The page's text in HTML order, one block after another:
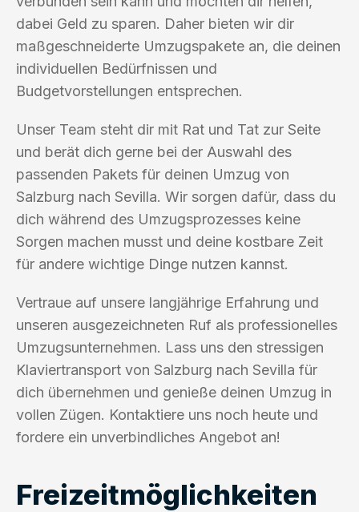
dabei Geld zu sparen. Daher bieten wir dir
maßgeschneiderte Umzugspakete an, die deinen
individuellen Bedürfnissen und
Budgetvorstellungen entsprechen.
Unser Team steht dir mit Rat und Tat zur Seite
und berät dich gerne bei der Auswahl des
passenden Pakets für deinen Umzug von
Salzburg nach Sevilla. Wir sorgen dafür, dass du
dich während des Umzugsprozesses keine
Sorgen machen musst und deine kostbare Zeit
für andere wichtige Dinge nutzen kannst.
Vertraue auf unsere langjährige Erfahrung und
unseren ausgezeichneten Ruf als professionelles
Umzugsunternehmen. Lass uns den stressigen
Klaviertransport von Salzburg nach Sevilla für
dich übernehmen und genieße deinen Umzug in
vollen Zügen. Kontaktiere uns noch heute und
fordere ein unverbindliches Angebot an!
Freizeitmöglichkeiten